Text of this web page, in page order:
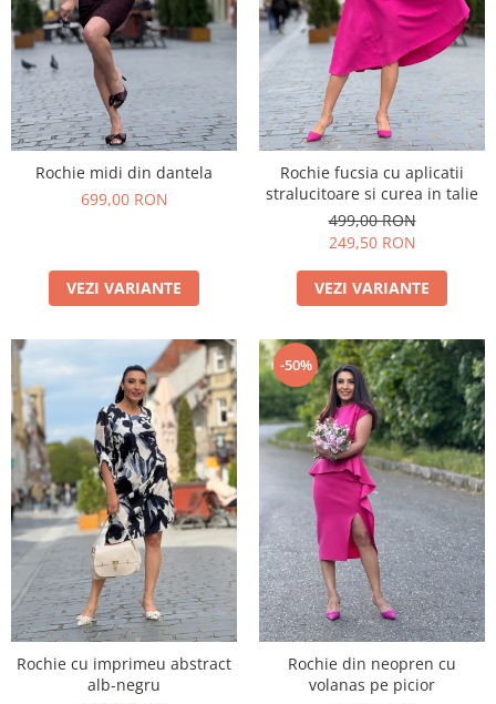
Rochie midi din dantela
699,00 RON
VEZI VARIANTE
Rochie fucsia cu aplicatii
stralucitoare si curea in talie
499,00 RON
249,50 RON
VEZI VARIANTE
Rochie cu imprimeu abstract
alb-negru
-50%
Rochie din neopren cu
volanas pe picior